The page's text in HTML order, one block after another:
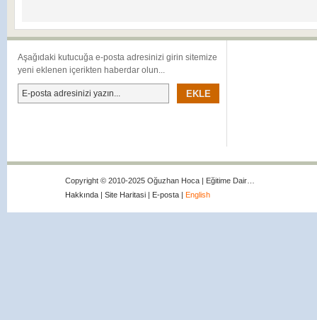
Aşağıdaki kutucuğa e-posta adresinizi girin sitemize
yeni eklenen içerikten haberdar olun...
Copyright © 2010-2025 Oğuzhan Hoca | Eğitime Dair…
Hakkında | Site Haritasi | E-posta | English